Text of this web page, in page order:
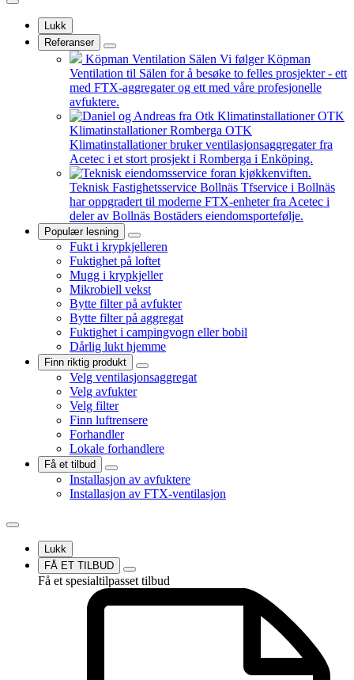
Lukk
Referanser
Köpman Ventilation Sälen Vi følger Köpman
Ventilation til Sälen for å besøke to felles prosjekter - ett
med FTX-aggregater og ett med våre profesjonelle
avfuktere.
OTK
Klimatinstallationer Romberga OTK
Klimatinstallationer bruker ventilasjonsaggregater fra
Acetec i et stort prosjekt i Romberga i Enköping.
Teknisk Fastighetsservice Bollnäs Tfservice i Bollnäs
har oppgradert til moderne FTX-enheter fra Acetec i
deler av Bollnäs Bostäders eiendomsportefølje.
Populær lesning
Fukt i krypkjelleren
Fuktighet på loftet
Mugg i krypkjeller
Mikrobiell vekst
Bytte filter på avfukter
Bytte filter på aggregat
Fuktighet i campingvogn eller bobil
Dårlig lukt hjemme
Finn riktig produkt
Velg ventilasjonsaggregat
Velg avfukter
Velg filter
Finn luftrensere
Forhandler
Lokale forhandlere
Få et tilbud
Installasjon av avfuktere
Installasjon av FTX-ventilasjon
Lukk
FÅ ET TILBUD
Få et spesialtilpasset tilbud